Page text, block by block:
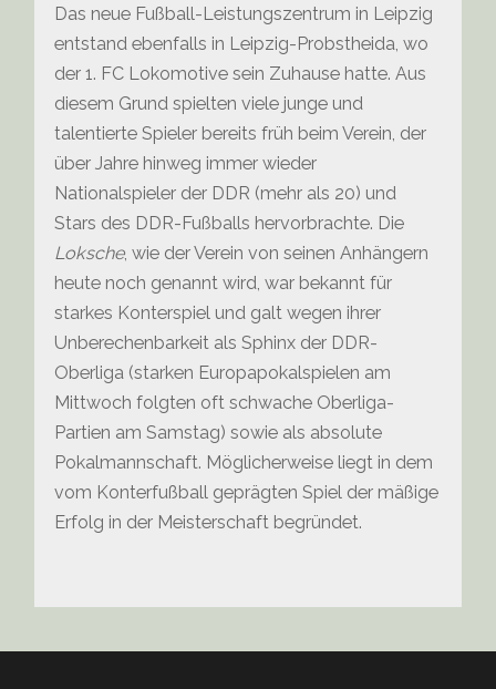
Das neue Fußball-Leistungszentrum in Leipzig
entstand ebenfalls in Leipzig-Probstheida, wo
der 1. FC Lokomotive sein Zuhause hatte. Aus
diesem Grund spielten viele junge und
talentierte Spieler bereits früh beim Verein, der
über Jahre hinweg immer wieder
Nationalspieler der DDR (mehr als 20) und
Stars des DDR-Fußballs hervorbrachte. Die
Loksche, wie der Verein von seinen Anhängern
heute noch genannt wird, war bekannt für
starkes Konterspiel und galt wegen ihrer
Unberechenbarkeit als Sphinx der DDR-
Oberliga (starken Europapokalspielen am
Mittwoch folgten oft schwache Oberliga-
Partien am Samstag) sowie als absolute
Pokalmannschaft. Möglicherweise liegt in dem
vom Konterfußball geprägten Spiel der mäßige
Erfolg in der Meisterschaft begründet.